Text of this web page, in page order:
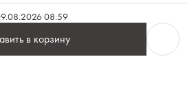
08:59
в корзину